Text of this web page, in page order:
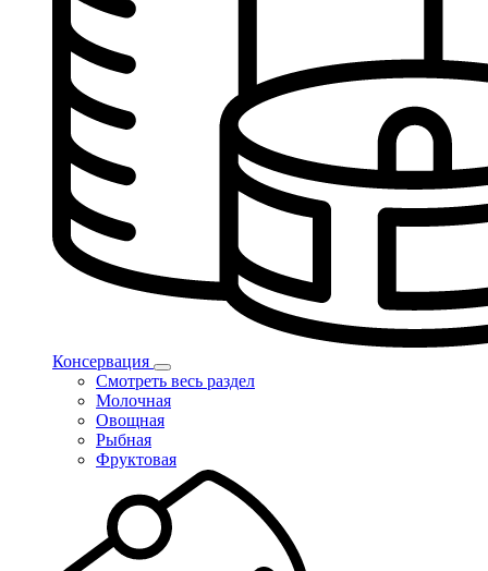
Консервация
Смотреть весь раздел
Молочная
Овощная
Рыбная
Фруктовая